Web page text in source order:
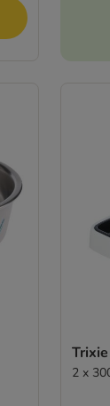
2 x